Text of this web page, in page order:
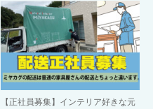
【正社員募集】インテリア好きな元